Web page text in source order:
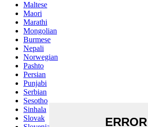
Maltese
Maori
Marathi
Mongolian
Burmese
Nepali
Norwegian
Pashto
Persian
Punjabi
Serbian
Sesotho
Sinhala
Slovak